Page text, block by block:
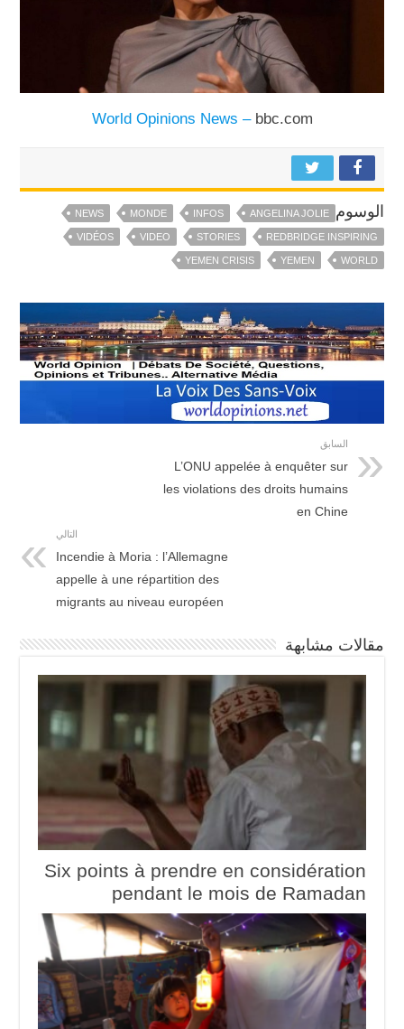
World Opinions News – bbc.com
الوسوم ANGELINA JOLIE
INFOS
MONDE
NEWS
REDBRIDGE INSPIRING
STORIES
VIDEO
VIDÉOS
WORLD
YEMEN
YEMEN CRISIS
السابق
L’ONU appelée à enquêter sur
les violations des droits humains
en Chine
التالي
Incendie à Moria : l’Allemagne
appelle à une répartition des
migrants au niveau européen
مقالات مشابهة
Six points à prendre en considération
pendant le mois de Ramadan